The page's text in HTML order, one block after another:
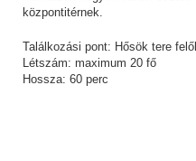
központitérnek.
Találkozási pont: Hősök tere
Létszám: maximum 20 fő
Hossza: 60 perc